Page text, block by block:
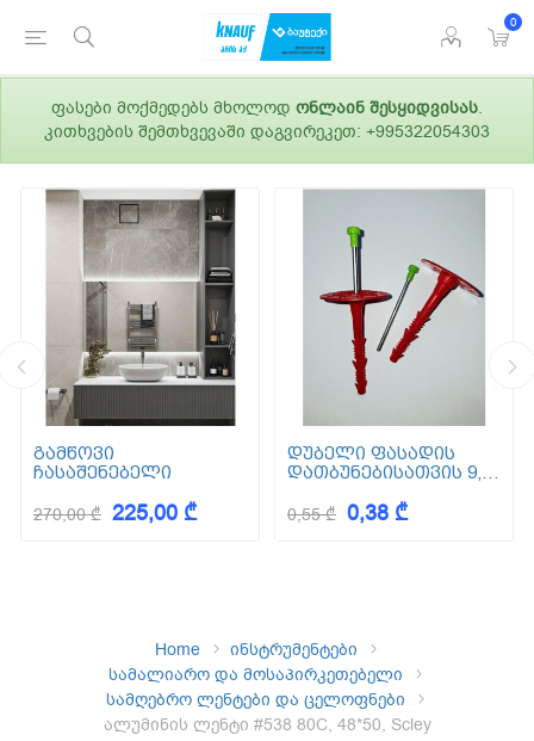
0
ფასები მოქმედებს მხოლოდ ონლაინ შესყიდვისას.
კითხვების შემთხვევაში დაგვირეკეთ: +995322054303
გამწოვი
ჩასაშენებელი
270,00 ₾ 225,00 ₾
დუბელი ფასადის
დათბუნებისათვის 9,5
0,55 ₾ 0,38 ₾
Home
ინსტრუმენტები
სამალიარო და მოსაპირკეთებელი
სამღებრო ლენტები და ცელოფნები
ალუმინის ლენტი #538 80C, 48*50, Scley